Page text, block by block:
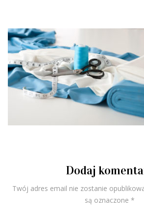
Dodaj
Twój adres email nie zostanie
są oznaczone *